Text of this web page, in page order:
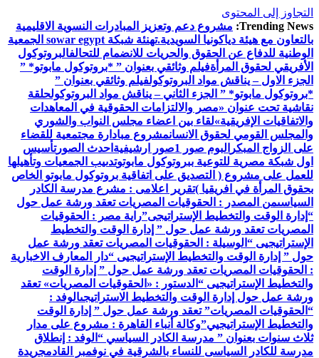
التجاوز إلى المحتوى
Trending News: مشروع دعم وتعزيز المبادرات النسوية الاقليمية
بالتعاون مع هيئة دياكونيا السويدية.
تهنئة شبكة sowar egypt الجمعية
الوطنية للدفاع عن الحقوق والحريات للانضمام للتحالفالبروتوكول
الأفريقي لحقوق المرأةفيلم وثائقي بعنوان ” *بروتوكول مابوتو* ”
الجزء الاول – يناقش مواد البروتوكولفيلم وثائقي بعنوان ”
*بروتوكول مابوتو* ” الجزء الثاني – يناقش مواد البروتوكولحلقة
نقاشية تحت عنوان «مصر والالتزامات الحقوقية في المعاهدات
والاتفاقيات الإفريقية»لقاء بين اعضاء مجلس النواب والشوري
والمجلس القومي لحقوق الانسانمشروع مبادارة مجتمعية للقضاء
على الزواج المبكر البوم صور 1 صور ارشيفية احدث الصورتأسيس
اول شبكة مصرية للتوعية ببروتوكول مابوتوتدىيب الجمعيات وتأهيلها
للعمل على مشروع ( التصديق على اتفاقية بروتوكول مابوتو الخاص
بحقوق المرأة في افريقيا )تقرير اعلامى : مشرع مدرسة الكادر
السياسىمن المصدر : الحقوقيات المصريات تعقد ورشة عمل حول
“إدارة الوقت والتخطيط الإستراتيجى”راية مصر : الحقوقيات
المصريات تعقد ورشة عمل حول ” إدارة الوقت والتخطيط
الإستراتيجيى “ الوسيلة : الحقوقيات المصريات تعقد ورشة عمل
حول ” إدارة الوقت والتخطيط الإستراتيجيى “دار المعارف الاخبارية
: الحقوقيات المصريات تعقد ورشة عمل حول ” إدارة الوقت
والتخطيط الإستراتيجيى “ الدستور : «الحقوقيات المصريات» تعقد
ورشة عمل حول إدارة الوقت والتخطيط الاستراتيجىالوفد :
“الحقوقيات المصريات” تعقد ورشة عمل حول ” إدارة الوقت
والتخطيط الإستراتيجيي”وكالة أنباء القاهرة : مشروع على مدار
ثلاث سنوات بعنوان ” مدرسة الكادر السياسي “ الوفد : إنطلاق
مدرسة للكادر السياسى للنساء بالشرقية في نوفمبر القادمجريدة